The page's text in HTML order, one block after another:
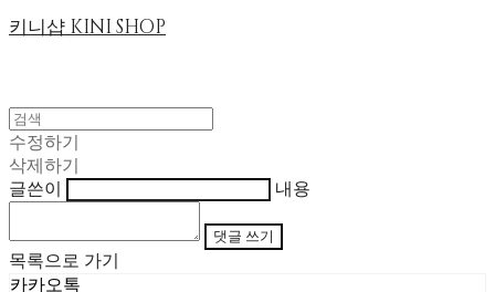
키니샵 KINI SHOP
수정하기
삭제하기
글쓴이
내용
댓글 쓰기
목록으로 가기
카카오톡